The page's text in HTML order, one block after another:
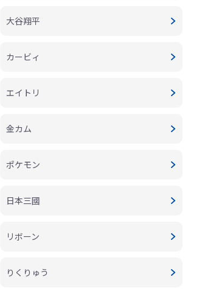
大谷翔平
カービィ
エイトリ
金カム
ポケモン
日本三國
リボーン
りくりゅう